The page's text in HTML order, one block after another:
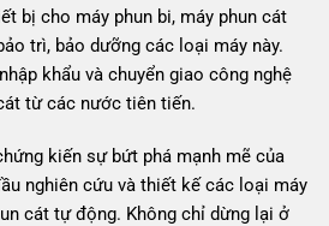
bị cho máy phun bi, máy phun cát
trì, bảo dưỡng các loại máy này.
khẩu và chuyển giao công nghệ
từ các nước tiên tiến.
kiến sự bứt phá mạnh mẽ của
nghiên cứu và thiết kế các loại máy
cát tự động. Không chỉ dừng lại ở